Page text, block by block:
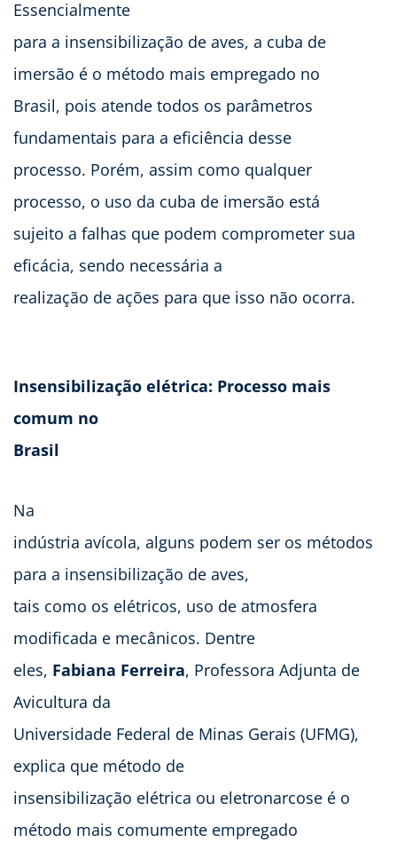
Essencialmente
para a insensibilização de aves, a cuba de
imersão é o método mais empregado no
Brasil, pois atende todos os parâmetros
fundamentais para a eficiência desse
processo. Porém, assim como qualquer
processo, o uso da cuba de imersão está
sujeito a falhas que podem comprometer sua
eficácia, sendo necessária a
realização de ações para que isso não ocorra.
Insensibilização elétrica: Processo mais
comum no
Brasil
Na
indústria avícola, alguns podem ser os métodos
para a insensibilização de aves,
tais como os elétricos, uso de atmosfera
modificada e mecânicos. Dentre
eles, Fabiana Ferreira, Professora Adjunta de
Avicultura da
Universidade Federal de Minas Gerais (UFMG),
explica que método de
insensibilização elétrica ou eletronarcose é o
método mais comumente empregado